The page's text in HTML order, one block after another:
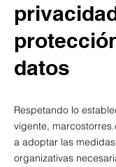
datos
Respetando lo
vigente,
a adoptar las
organizativas